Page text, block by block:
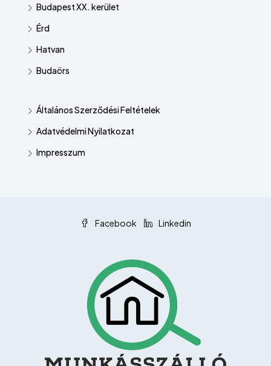
Budapest XX. kerület
Érd
Hatvan
Budaörs
Általános Szerződési Feltételek
Adatvédelmi Nyilatkozat
Impresszum
Facebook Linkedin